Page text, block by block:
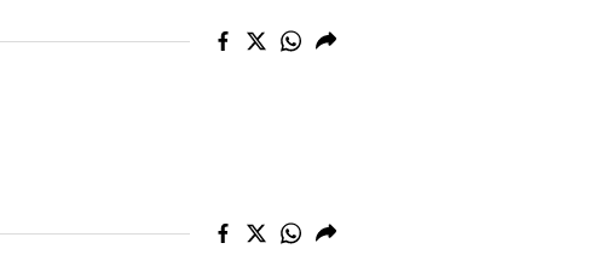
Samsun
Tekirdağ